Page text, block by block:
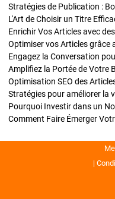
L'Art de Choisir un Titre
Optimiser vos Articles grâce
Engagez la Conversation
Amplifiez la Portée de Votre